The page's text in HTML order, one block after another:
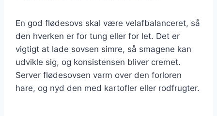
En god flødesovs skal være velafbalanceret, så
den hverken er for tung eller for let. Det er
vigtigt at lade sovsen simre, så smagene kan
udvikle sig, og konsistensen bliver cremet.
Server flødesovsen varm over den forloren
hare, og nyd den med kartofler eller rodfrugter.